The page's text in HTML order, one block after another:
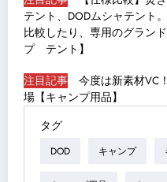
テント、DODムシャテント
比較したり、専用のグラン
プ テント】
注目記事
今度は新素材VC
場【キャンプ用品】
タグ
DOD キャンプ